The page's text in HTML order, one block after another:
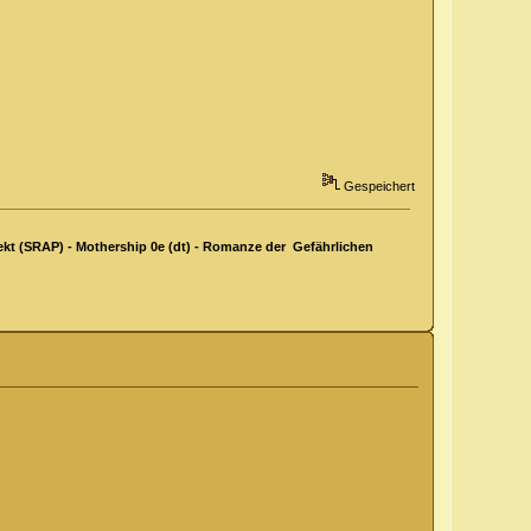
Gespeichert
(SRAP) - Mothership 0e (dt) - Romanze der Gefährlichen